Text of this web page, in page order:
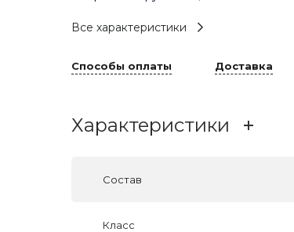
Все характеристики
Способы оплаты Доставка
Характеристики
Состав
Класс